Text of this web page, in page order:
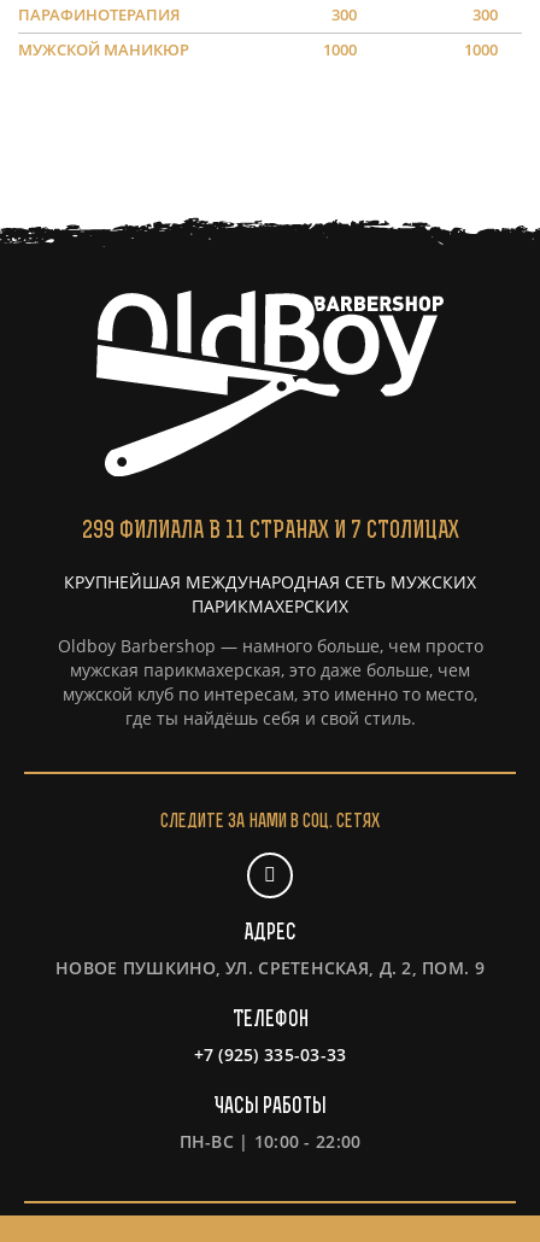
ПАРАФИНОТЕРАПИЯ 300
300
МУЖСКОЙ МАНИКЮР
1000 1000
299 ФИЛИАЛАВ 11 СТРАНАХ И 7 СТОЛИЦАХ
КРУПНЕЙШАЯ МЕЖДУНАРОДНАЯ СЕТЬ МУЖСКИХ
ПАРИКМАХЕРСКИХ
Oldboy Barbershop — намного больше, чем просто
мужская парикмахерская, это даже больше, чем
мужской клуб по интересам, это именно то место,
где ты найдёшь себя и свой стиль.
Следите за нами в соц. сетях
Адрес
НОВОЕ ПУШКИНО, УЛ. СРЕТЕНСКАЯ, Д. 2, ПОМ. 9
Телефон
+7 (925) 335-03-33
Часы работы
ПН-ВС | 10:00 - 22:00